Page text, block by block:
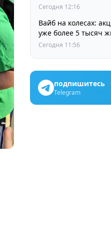
Сегодня 12:16
Вайб на колесах:
уже более 5 тысяч
Сегодня 11:56
подпишитесь
Telegram